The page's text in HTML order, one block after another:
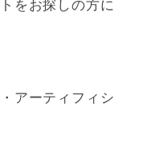
をお探しの方に
アーティフィシ